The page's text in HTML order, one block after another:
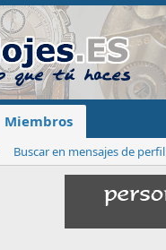
Miembros
Buscar en mensajes de perfil